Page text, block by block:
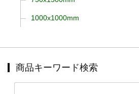
1000x1000mm
商品キーワード検索